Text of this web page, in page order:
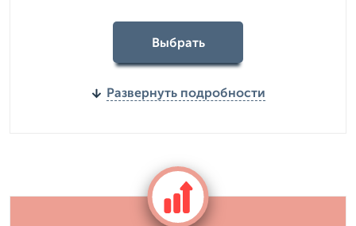
Выбрать
Развернуть подробности